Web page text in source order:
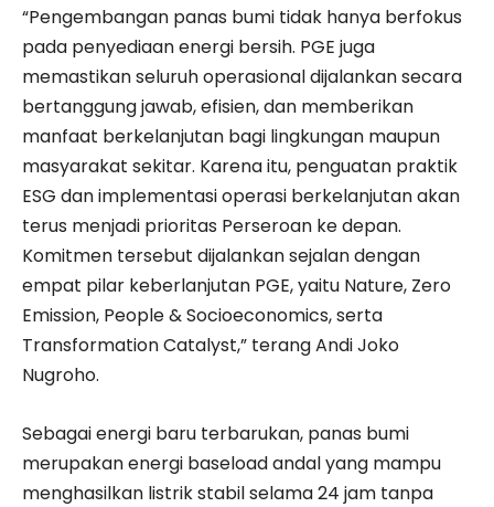
“Pengembangan panas bumi tidak hanya berfokus
pada penyediaan energi bersih. PGE juga
memastikan seluruh operasional dijalankan secara
bertanggung jawab, efisien, dan memberikan
manfaat berkelanjutan bagi lingkungan maupun
masyarakat sekitar. Karena itu, penguatan praktik
ESG dan implementasi operasi berkelanjutan akan
terus menjadi prioritas Perseroan ke depan.
Komitmen tersebut dijalankan sejalan dengan
empat pilar keberlanjutan PGE, yaitu Nature, Zero
Emission, People & Socioeconomics, serta
Transformation Catalyst,” terang Andi Joko
Nugroho.
Sebagai energi baru terbarukan, panas bumi
merupakan energi baseload andal yang mampu
menghasilkan listrik stabil selama 24 jam tanpa